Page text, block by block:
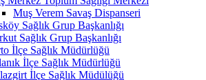
Muş Verem Savaş Dispanseri
Sağlık Grup Başkanlığı
Sağlık Grup Başkanlığı
İlçe Sağlık Müdürlüğü
İlçe Sağlık Müdürlüğü
İlçe Sağlık Müdülüğü